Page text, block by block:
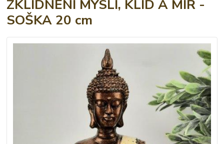
ZKLIDNĚNÍ MYSLI, KLID A MÍR -
SOŠKA 20 cm